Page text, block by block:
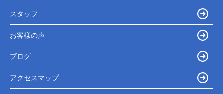
スタッフ
お客様の声
ブログ
アクセスマップ